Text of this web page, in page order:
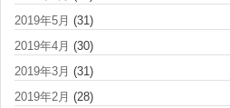
2019年5月 (31)
2019年4月 (30)
2019年3月 (31)
2019年2月 (28)